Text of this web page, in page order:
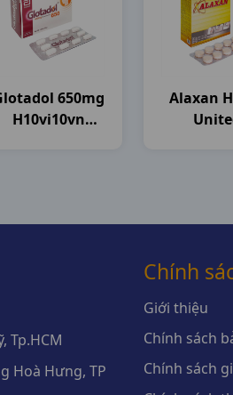
650mg
H10vi10vn
Alaxan
Tp.HCM
Hoà Hưng, TP
Chính
Giới thiệu
Chính sách
Chính sách